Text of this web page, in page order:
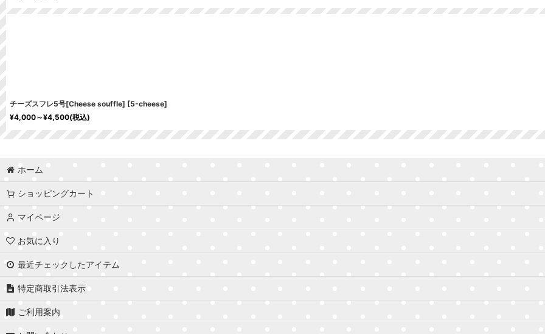
チーズスフレ5号[Cheese souffle] [5-cheese]
¥4,000～¥4,500(税込)
ホーム
ショッピングカート
マイページ
お気に入り
最近チェックしたアイテム
特定商取引法表示
ご利用案内